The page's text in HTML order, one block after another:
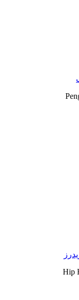
Hip